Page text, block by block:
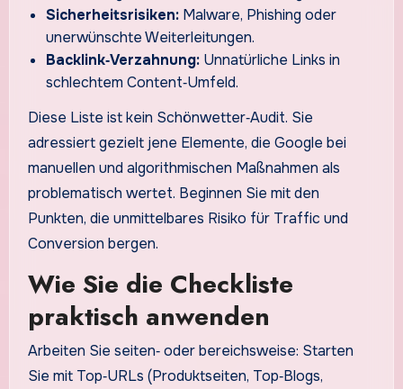
Sicherheitsrisiken:Malware, Phishing oder
unerwünschte Weiterleitungen.
Backlink‑Verzahnung:Unnatürliche Links in
schlechtem Content‑Umfeld.
Diese Liste ist kein Schönwetter‑Audit. Sie
adressiert gezielt jene Elemente, die Google bei
manuellen und algorithmischen Maßnahmen als
problematisch wertet. Beginnen Sie mit den
Punkten, die unmittelbares Risiko für Traffic und
Conversion bergen.
Wie Sie die Checkliste
praktisch anwenden
Arbeiten Sie seiten‑ oder bereichsweise: Starten
Sie mit Top‑URLs (Produktseiten, Top‑Blogs,